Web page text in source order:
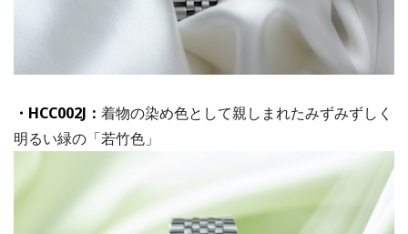
・HCC002J： 着物の染め色として親しまれたみずみずしく
明るい緑の「若竹色」